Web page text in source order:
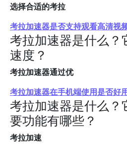
选择合适的考拉
考拉加速器是否支持观看高清视
考拉加速器是什么？
速度？
考拉加速器通过优
考拉加速器在手机端使用是否好
考拉加速器是什么？
要功能有哪些？
考拉加速